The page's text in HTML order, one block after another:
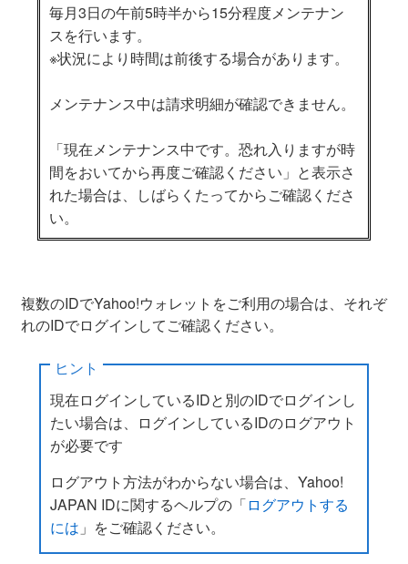
毎月3日の午前5時半から15分程度メンテナン
スを行います。
※状況により時間は前後する場合があります。
メンテナンス中は請求明細が確認できません。
「現在メンテナンス中です。恐れ入りますが時
間をおいてから再度ご確認ください」と表示さ
れた場合は、しばらくたってからご確認くださ
い。
複数のIDでYahoo!ウォレットをご利用の場合は、それぞ
れのIDでログインしてご確認ください。
ヒント
現在ログインしているIDと別のIDでログインし
たい場合は、ログインしているIDのログアウト
が必要です
ログアウト方法がわからない場合は、Yahoo!
JAPAN IDに関するヘルプの「ログアウトする
には 」をご確認ください。